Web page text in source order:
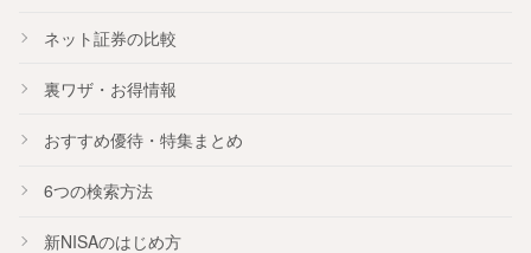
ネット証券の比較
裏ワザ・お得情報
おすすめ優待・ 特集まとめ
6つの検索方法
新NISAのはじめ方